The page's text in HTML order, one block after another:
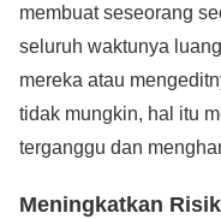
membuat seseorang
seluruh waktunya
mereka atau
tidak mungkin, hal itu
terganggu dan
Meningkatkan